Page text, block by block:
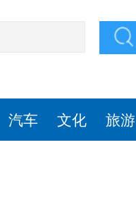
汽车 文化 旅游